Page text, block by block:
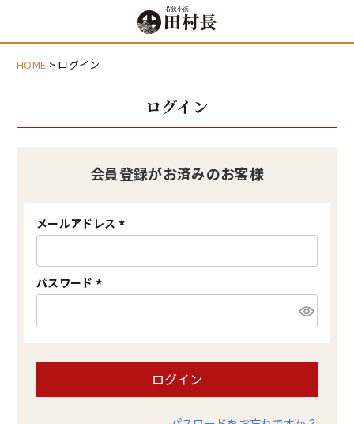
HOME ログイン
ログイン
会員登録がお済みのお客様
メールアドレス
(
須
パスワード
(
須
ログイン